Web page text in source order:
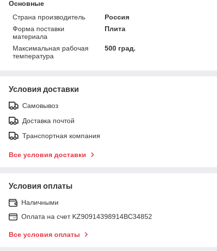
Основные
Страна производитель
Россия
Форма поставки
материала
Плита
Максимальная рабочая
температура
500 град.
Условия доставки
Самовывоз
Доставка почтой
Транспортная компания
Все условия доставки
Условия оплаты
Наличными
Оплата на счет KZ90914398914ВС34852
Все условия оплаты